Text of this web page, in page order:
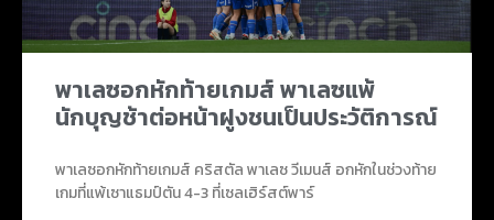
พาเลซอกหักท้ายเกมส์ พาเลซแพ้
นักบุญช้าต่อหน้าฝูงชนเป็นประวัติการณ์
พาเลซอกหักท้ายเกมส์ คริสตัล พาเลซ วีเมนส์ อกหักในช่วงท้าย
เกมที่แพ้เซาแธมป์ตัน 4-3 ที่เซลเฮิร์สต์พาร์